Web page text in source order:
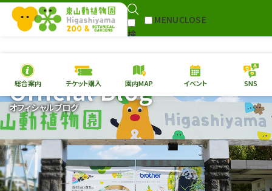
検
MENUCLOSE
本日の開園情報 チケ
園内MAP イベント
総合案内
動物園 植物園
総合案内 チケット購入 園内MAP イベント SNS
オフィシャルブログ
Official Blog